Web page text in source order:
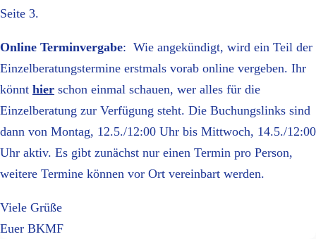
Seite 3.
Online Terminvergabe: Wie angekündigt, wird ein Teil der
Einzelberatungstermine erstmals vorab online vergeben. Ihr
könnt hier schon einmal schauen, wer alles für die
Einzelberatung zur Verfügung steht. Die Buchungslinks sind
dann von Montag, 12.5./12:00 Uhr bis Mittwoch, 14.5./12:00
Uhr aktiv. Es gibt zunächst nur einen Termin pro Person,
weitere Termine können vor Ort vereinbart werden.
Viele Grüße
Euer BKMF